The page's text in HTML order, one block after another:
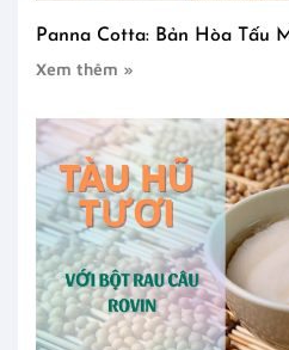
Panna Cotta: Bản Hòa Tấu
Xem thêm »